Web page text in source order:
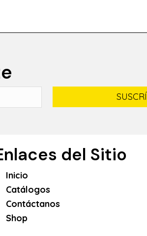
del Sitio
Inicio
Catálogos
Contáctanos
Shop